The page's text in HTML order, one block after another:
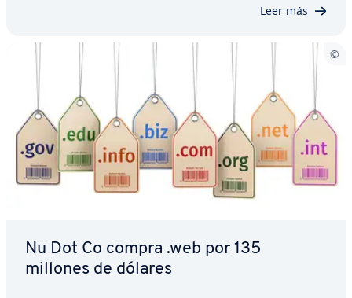
Leer más
Nu Dot Co compra .web por 135
millones de dólares